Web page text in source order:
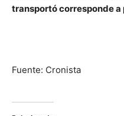
transportó corresponde
Fuente: Cronista